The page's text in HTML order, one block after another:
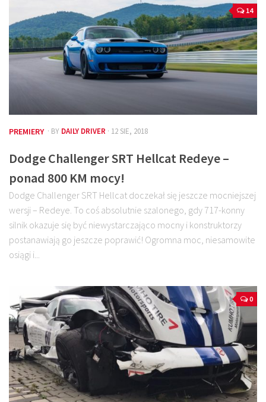
14
PREMIERY · BY DAILY DRIVER · 12 SIE, 2018
Dodge Challenger SRT Hellcat Redeye –
ponad 800 KM mocy!
Dodge Challenger SRT Hellcat doczekał się jeszcze mocniejszej
wersji – Redeye. To coś absolutnie szalonego, gdy 717-konny
silnik okazuje się być niewystarczająco mocny i konstruktorzy
postanawiają go jeszcze poprawić! Ogromna moc, niesamowite
osiągi i...
0